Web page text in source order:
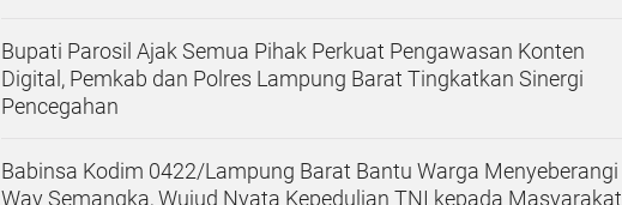
Bupati Parosil Ajak Semua Pihak Perkuat Pengawasan Konten
Digital, Pemkab dan Polres Lampung Barat Tingkatkan Sinergi
Pencegahan
Babinsa Kodim 0422/Lampung Barat Bantu Warga Menyeberangi
Way Semangka, Wujud Nyata Kepedulian TNI kepada Masyarakat